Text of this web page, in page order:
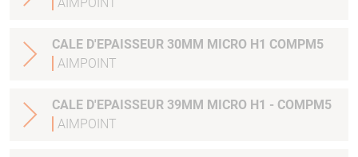
CALE D'EPAISSEUR 30MM MICRO H1 COMPM5
AIMPOINT
CALE D'EPAISSEUR 39MM MICRO H1 - COMPM5
AIMPOINT